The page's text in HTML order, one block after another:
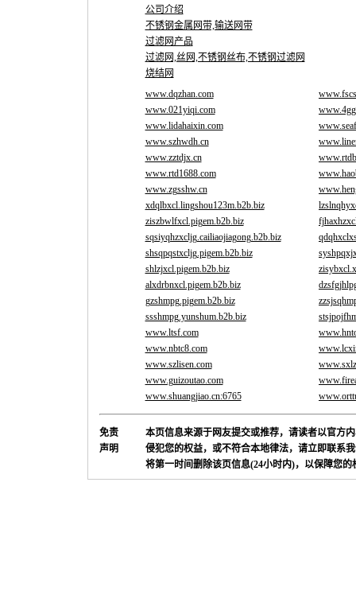
公司介绍
不锈钢金属网带,输送网带
过滤网产品
过滤网,丝网,不锈钢丝布,不锈钢过滤网
烧结网
www.dqzhan.com
www.021yiqi.com
www.lidahaixin.com
www.szhwdh.cn
www.zztdjx.cn
www.rtd1688.com
www.zgsshw.cn
xdqlbxcl.lingshou123m.b2b.biz
ziszbwlfxcl.pigem.b2b.biz
sqsiyqhzxcljg.cailiaojiagong.b2b.biz
shsqpqstxcljg.pigem.b2b.biz
shlzjxcl.pigem.b2b.biz
alxdrbnxcl.pigem.b2b.biz
gzshmpg.pigem.b2b.biz
ssshmpg.yunshum.b2b.biz
www.ltsf.com
www.nbtc8.com
www.szlisen.com
www.guizoutao.com
www.shuangjiao.cn:6765
免责
声明
本页信息来源于网友提交或推荐，请读者以官方
侵犯您的权益，或不符合本地律法，请立即联系
将第一时间删除该页信息(24小时内)，以保障您的